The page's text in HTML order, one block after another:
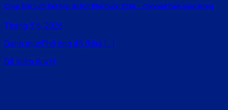
Chụp ảnh cưới kết hợp du lịch Phú Quốc 2026 – Concept biển sang trọng
Tháng 5 6, 2026
Danh mụcPhố ông đồ (Nhà [...]
Đã kiểm duyệt